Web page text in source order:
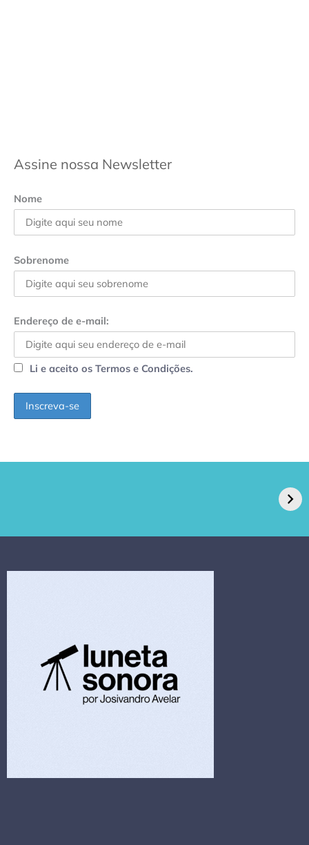
Assine nossa Newsletter
Nome
Sobrenome
Endereço de e-mail:
Li e aceito os Termos e Condições.
caso de superfungo